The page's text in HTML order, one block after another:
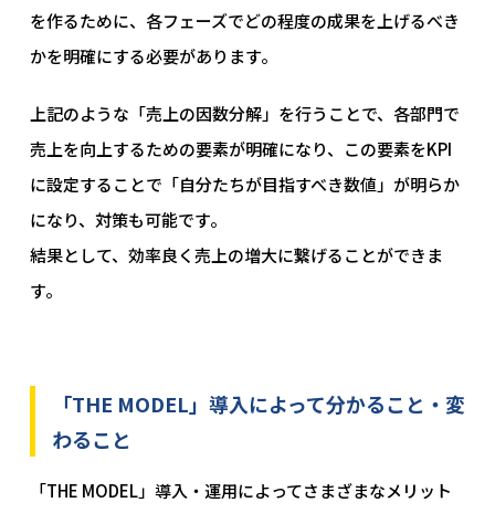
を作るために、各フェーズでどの程度の成果を上げるべき
かを明確にする必要があります。
上記のような「売上の因数分解」を行うことで、各部門で
売上を向上するための要素が明確になり、この要素をKPI
に設定することで「自分たちが目指すべき数値」が明らか
になり、対策も可能です。
結果として、効率良く売上の増大に繋げることができま
す。
「THE MODEL」導入によって分かること・変
わること
「THE MODEL」導入・運用によってさまざまなメリット